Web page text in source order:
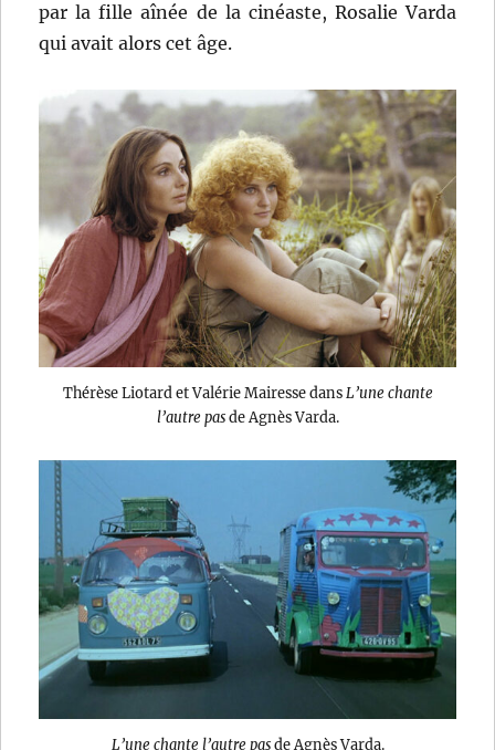
par la fille aînée de la cinéaste, Rosalie Varda
qui avait alors cet âge.
Thérèse Liotard et Valérie Mairesse dansL’une chante
l’autre pasde Agnès Varda.
L’une chante l’autre pasde Agnès Varda.